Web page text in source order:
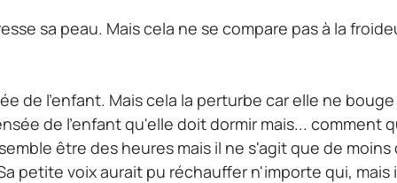
sa peau. Mais cela ne se compare pas à la
de l'enfant. Mais cela la perturbe car elle ne
de l'enfant qu'elle doit dormir mais...
être des heures mais il ne s'agit que de
petite voix aurait pu réchauffer n'importe qui,